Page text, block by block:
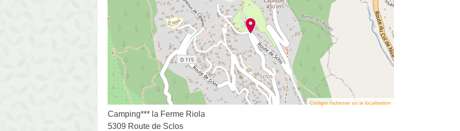
Corriger l’adresse ou la localisation
Camping*** la Ferme Riola
5309 Route de Sclos